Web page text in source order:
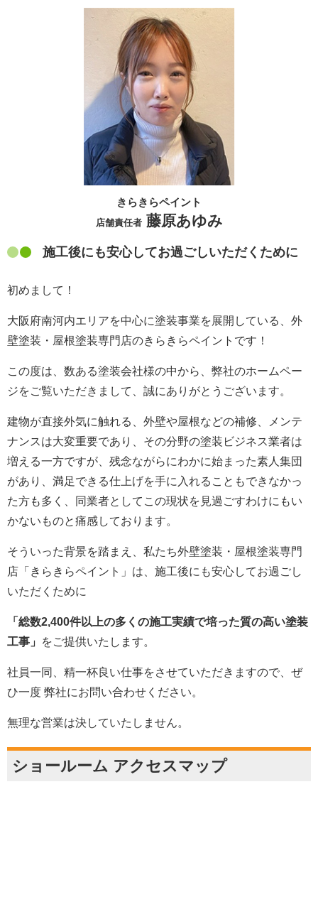
きらきらペイント
店舗責任者藤原あゆみ
施工後にも安心してお過ごしいただくために
初めまして！
大阪府南河内エリアを中心に塗装事業を展開している、外
壁塗装・屋根塗装専門店のきらきらペイントです！
この度は、数ある塗装会社様の中から、弊社のホームペー
ジをご覧いただきまして、誠にありがとうございます。
建物が直接外気に触れる、外壁や屋根などの補修、メンテ
ナンスは大変重要であり、その分野の塗装ビジネス業者は
増える一方ですが、残念ながらにわかに始まった素人集団
があり、満足できる仕上げを手に入れることもできなかっ
た方も多く、同業者としてこの現状を見過ごすわけにもい
かないものと痛感しております。
そういった背景を踏まえ、私たち外壁塗装・屋根塗装専門
店「きらきらペイント」は、施工後にも安心してお過ごし
いただくために
「総数2,400件以上の多くの施工実績で培った質の高い塗装
工事」
をご提供いたします。
社員一同、精一杯良い仕事をさせていただきますので、ぜ
ひ一度 弊社にお問い合わせください。
無理な営業は決していたしません。
ショールーム アクセスマップ